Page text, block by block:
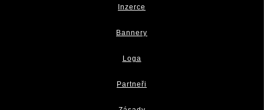
Inzerce
Bannery
Loga
Partneři